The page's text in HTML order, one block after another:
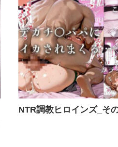
NTR調教ヒロインズ_そ